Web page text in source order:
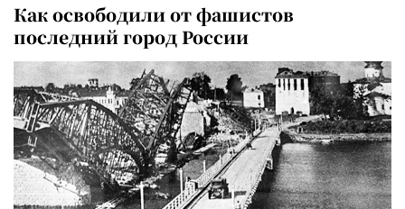
Как освободили от фашистов
последний город России